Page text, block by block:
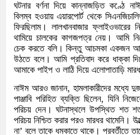
ঘটনার বর্ণনা দিয়ে কান্নাজড়িত কণ্ঠে
বিলম্ব হওয়ায় এয়ারপোর্ট থেকে
ফিরছিলাম। লালখানবাজার ফ্লাইওভারের
থামিয়ে চালকের কাগজপত্র নেয়। আমি
চেক করতে বলি। কিন্তু আচমকা একজন
উঠতে বলে। আমি প্রতিবাদ করে ধাক্কা
আমাকে পাইপ ও লাঠি দিয়ে এলোপাতাড়ি
নাঈম আরও জানান, হামলাকারীদের
পাঞ্জাবি পরিহিত ব্যক্তি ছিলেন, যিনি
পরিচয় দেন। ঘটনাস্থলে উপস্থিত শত শত
পরিচয় নিশ্চিত করার পরও মারধর থামেনি।
না’ বলে তাকে ধমকাতে থাকে। পরবর্তীতে